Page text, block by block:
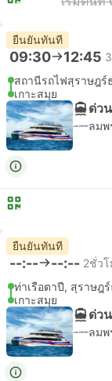
ยืนยันทันที
09:30 12:45
สถานีรถไฟสุราษฎร์
เกาะสมุย
ด่ว
ลมพ
ยืนยันทันที
--:-- --:-- 2ชั่ว
ท่าเรือตาปี, สุราษฎ
เกาะสมุย
ด่ว
ลมพ